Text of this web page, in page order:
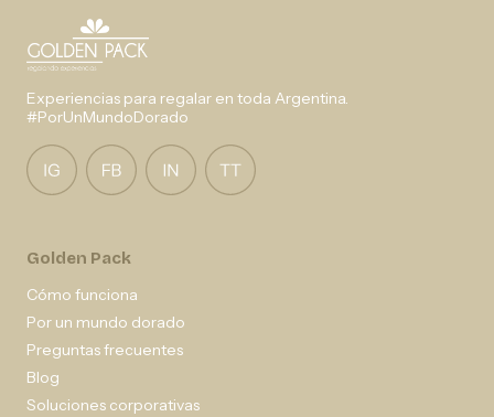
Experiencias para regalar en toda Argentina.
#PorUnMundoDorado
Golden Pack
Cómo funciona
Por un mundo dorado
Preguntas frecuentes
Blog
Soluciones corporativas